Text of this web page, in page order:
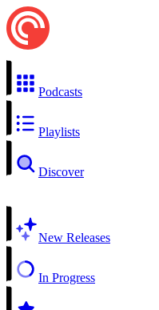
Podcasts
Playlists
Discover
New Releases
In Progress